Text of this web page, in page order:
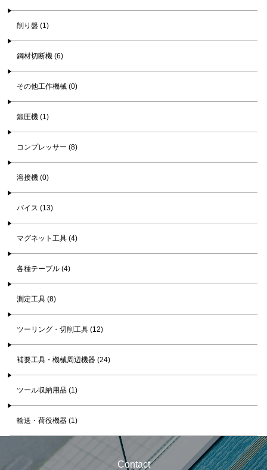
削り盤 (1)
鋼材切断機 (6)
その他工作機械 (0)
鍛圧機 (1)
コンプレッサー (8)
溶接機 (0)
バイス (13)
マグネット工具 (4)
各種テーブル (4)
測定工具 (8)
ツーリング・切削工具 (12)
補要工具・機械周辺機器 (24)
ツール収納用品 (1)
輸送・荷役機器 (1)
Contact